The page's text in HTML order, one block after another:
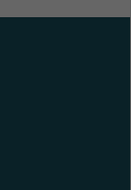
mit, ob